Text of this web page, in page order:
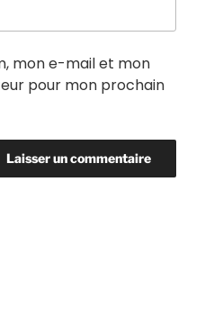
mon e-mail et mon
pour mon prochain